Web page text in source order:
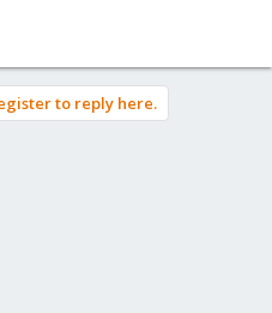
to reply here.